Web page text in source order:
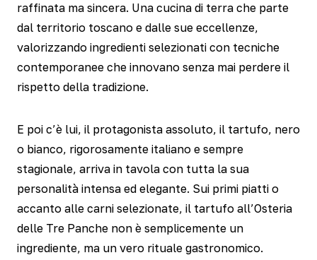
raffinata ma sincera. Una cucina di terra che parte
dal territorio toscano e dalle sue eccellenze,
valorizzando ingredienti selezionati con tecniche
contemporanee che innovano senza mai perdere il
rispetto della tradizione.
E poi c’è lui, il protagonista assoluto, il tartufo, nero
o bianco, rigorosamente italiano e sempre
stagionale, arriva in tavola con tutta la sua
personalità intensa ed elegante. Sui primi piatti o
accanto alle carni selezionate, il tartufo all’Osteria
delle Tre Panche non è semplicemente un
ingrediente, ma un vero rituale gastronomico.